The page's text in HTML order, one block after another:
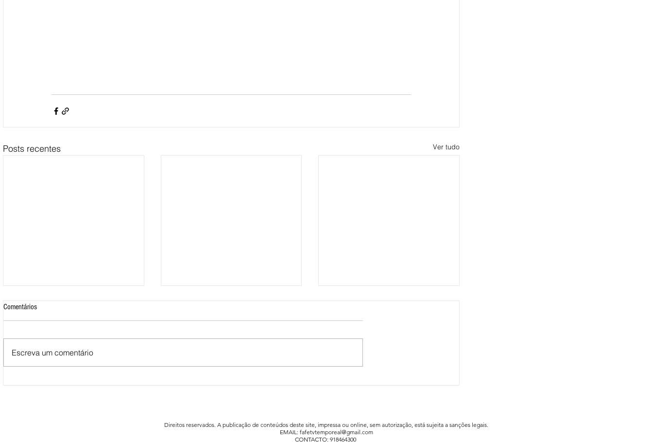
Posts recentes Ver tudo
Comentários
Escreva um comentário
Direitos reservados. A publicação de conteúdos deste site, impressa ou online, sem autorização, está sujeita a sanções legais.
EMAIL: fafetvtemporeal@gmail.com
CONTACTO: 918464300